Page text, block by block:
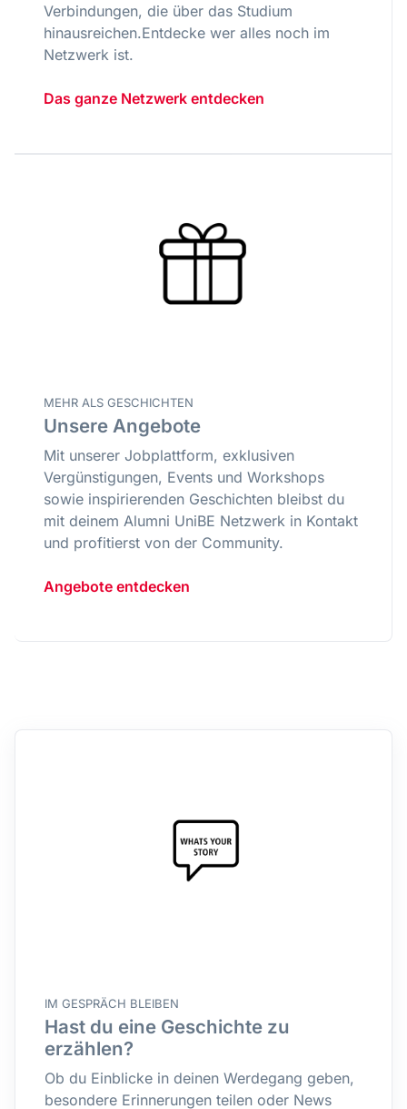
Verbindungen, die über das Studium
hinausreichen.Entdecke wer alles noch im
Netzwerk ist.
Das ganze Netzwerk entdecken
MEHR ALS GESCHICHTEN
Unsere Angebote
Mit unserer Jobplattform, exklusiven
Vergünstigungen, Events und Workshops
sowie inspirierenden Geschichten bleibst du
mit deinem Alumni UniBE Netzwerk in Kontakt
und profitierst von der Community.
Angebote entdecken
IM GESPRÄCH BLEIBEN
Hast du eine Geschichte zu
erzählen?
Ob du Einblicke in deinen Werdegang geben,
besondere Erinnerungen teilen oder News